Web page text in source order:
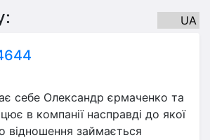
UA
себе Олександр єрмаченко та
в компанії насправді до якої
відношення займається